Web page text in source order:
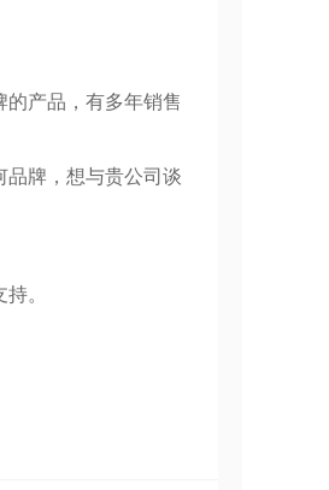
产品，有多年销售
品牌，想与贵公司谈
。